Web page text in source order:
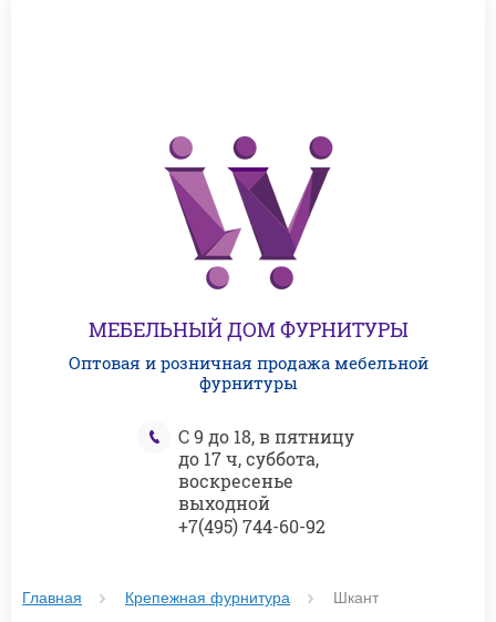
МЕБЕЛЬНЫЙ ДОМ ФУРНИТУРЫ
Оптовая и розничная продажа мебельной
фурнитуры
С 9 до 18, в пятницу
до 17 ч, суббота,
воскресенье
выходной
+7(495) 744-60-92
Главная Крепежная фурнитура Шкант